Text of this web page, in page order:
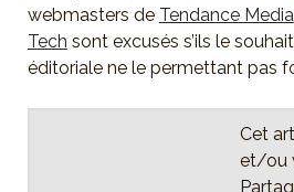
webmasters de Tendance Media
Tech sont excusés s’ils le
éditoriale ne le permettant pas
Cet
et/ou